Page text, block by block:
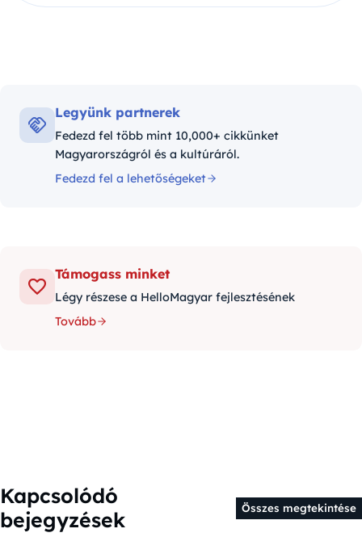
Legyünk partnerek
Fedezd fel több mint 10,000+ cikkünket
Magyarországról és a kultúráról.
Fedezd fel a lehetőségeket
Támogass minket
Légy részese a HelloMagyar fejlesztésének
Tovább
Kapcsolódó
bejegyzések
Összes megtekintése